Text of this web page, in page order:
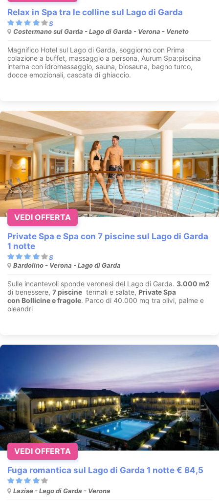
Relax in Spa tra le colline sul Lago di Garda
Costermano sul Garda - Lago di Garda - Verona - Veneto
Magnifico Hotel sul Lago di Garda, soggiorno con Prima
colazione a buffet, massaggio a persona, Aurum Spa:piscina
interna con idromassaggio, sauna, biosauna, bagno turco,
docce emozionali, cascata di ghiaccio.
Private Spa e Spa con 7 piscine sul Lago di Garda
1 notte
Bardolino - Verona - Lago di Garda
Sulle incantevoli sponde veronesi del Lago di Garda. 3.000 m2
di benessere, 7 piscine termali e salate, Private Spa
con Bollicine e fragole. Parco di 40.000 mq tra olivi, palme e
oleandri
VEDI OFFERTA
Fuga romantica sul Lago di Garda 1 notte € 84,5
Lazise - Lago di Garda - Verona
VEDI OFFERTA